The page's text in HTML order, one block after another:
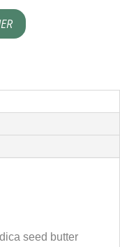
seed butter